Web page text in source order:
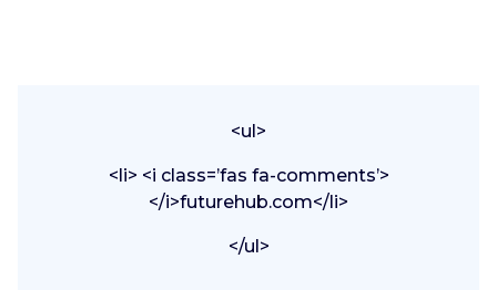
<ul>
<li> <i class=’fas fa-comments’>
</i>futurehub.com</li>
</ul>